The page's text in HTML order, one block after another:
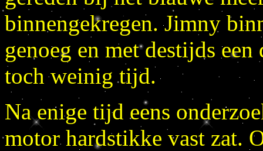
binnengekregen. Jimny
genoeg en met destijds
toch weinig tijd.
Na enige tijd eens
motor hardstikke vast zat.